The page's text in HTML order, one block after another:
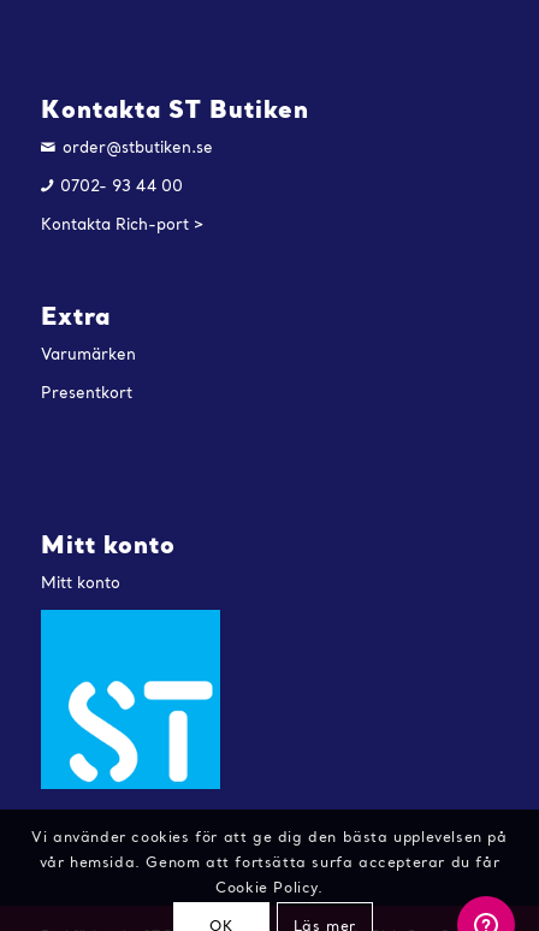
Kontakta ST Butiken
order@stbutiken.se
0702- 93 44 00
Kontakta Rich-port >
Extra
Varumärken
Presentkort
Mitt konto
Mitt konto
Vi använder cookies för att ge dig den bästa upplevelsen på
vår hemsida. Genom att fortsätta surfa accepterar du får
Cookie Policy.
OK Läs mer